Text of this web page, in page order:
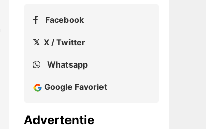
Facebook
𝕏 X / Twitter
Whatsapp
Google Favoriet
Advertentie